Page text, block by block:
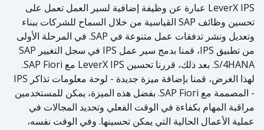
LeverX IPS عبارة عن وظيفة إضافية لسير العمل تعمل على
تحسين وظائف SAP القياسية من خلال السماح للشركات ببناء
وتعديل ونشر تدفقات عمل متنوعة في SAP. في المرحلة الأولى
من تطبيق IPS، قمنا بدمج سير عمل IPS في سجل التغيير SAP
S/4HANA. بعد ذلك، قررنا تحسين LeverX IPS مع SAP Fiori.
لهذا الغرض، قمنا بإضافة ميزة جديدة - لوحة معلومات تذاكر IPS
- المصممة مع SAP Fiori. بفضل هذه الميزة، يمكن للمستخدمين
مراقبة المهام بكفاءة في الوقت الفعلي وتحديد المجالات في
عملية الأعمال الحالية التي يمكن تحسينها. وفي الوقت نفسه،